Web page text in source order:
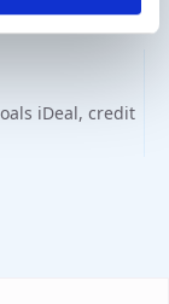
27899756
iDeal, credit